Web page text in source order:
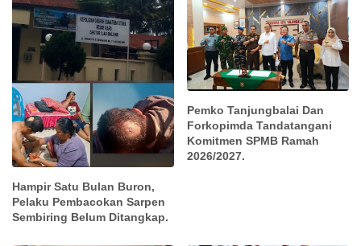
Hampir Satu Bulan Buron,
Pelaku Pembacokan Sarpen
Sembiring Belum Ditangkap.
Pemko Tanjungbalai Dan
Forkopimda Tandatangani
Komitmen SPMB Ramah
2026/2027.